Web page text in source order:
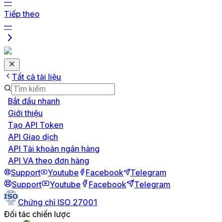
Tiếp theo
—
Tất cả tài liệu
Bắt đầu nhanh
Giới thiệu
Tạo API Token
API Giao dịch
API Tài khoản ngân hàng
API VA theo đơn hàng
Support
Youtube Facebook
Telegram
Support
Youtube Facebook
Telegram
Chứng chỉ ISO 27001
Đối tác chiến lược